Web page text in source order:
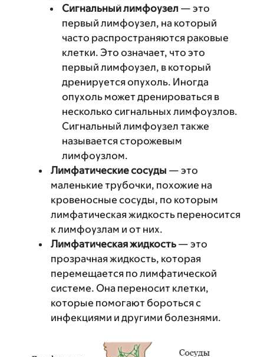
Сигнальный лимфоузел — это
первый лимфоузел, на который
часто распространяются раковые
клетки. Это означает, что это
первый лимфоузел, в который
дренируется опухоль. Иногда
опухоль может дренироваться в
несколько сигнальных лимфоузлов.
Сигнальный лимфоузел также
называется сторожевым
лимфоузлом.
Лимфатические сосуды — это
маленькие трубочки, похожие на
кровеносные сосуды, по которым
лимфатическая жидкость переносится
к лимфоузлам и от них.
Лимфатическая жидкость — это
прозрачная жидкость, которая
перемещается по лимфатической
системе. Она переносит клетки,
которые помогают бороться с
инфекциями и другими болезнями.